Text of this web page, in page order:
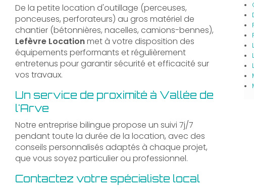
De la petite location d'outillage (perceuses,
ponceuses, perforateurs) au gros matériel de
chantier (bétonnières, nacelles, camions-bennes),
Lefèvre Locationmet à votre disposition des
équipements performants et régulièrement
entretenus pour garantir sécurité et efficacité sur
vos travaux.
Un service de proximité à Vallée de
l'Arve
Notre entreprise bilingue propose un suivi 7j/7
pendant toute la durée de la location, avec des
conseils personnalisés adaptés à chaque projet,
que vous soyez particulier ou professionnel.
Contactez votre spécialiste local